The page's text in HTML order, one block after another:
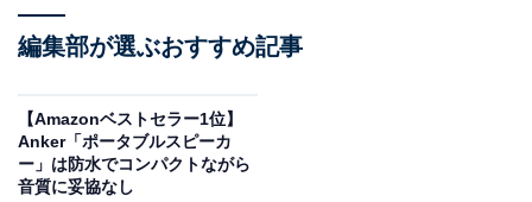
ロジクール ワイヤレスマウス キーボード セット
MK295GP 静音 耐水 無線 USB接続 Unifying非対応
Amazonで見る
編集部が選ぶおすすめ記事
【Amazonベストセラー1位】
Anker「ポータブルスピーカ
ー」は防水でコンパクトながら
音質に妥協なし